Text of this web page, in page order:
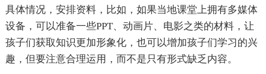
具体情况，安排资料，比如，如果当地课堂上拥有多媒体
设备，可以准备一些PPT、动画片、电影之类的材料，让
孩子们获取知识更加形象化，也可以增加孩子们学习的兴
趣，但要注意合理运用，而不是只有形式缺乏内容。